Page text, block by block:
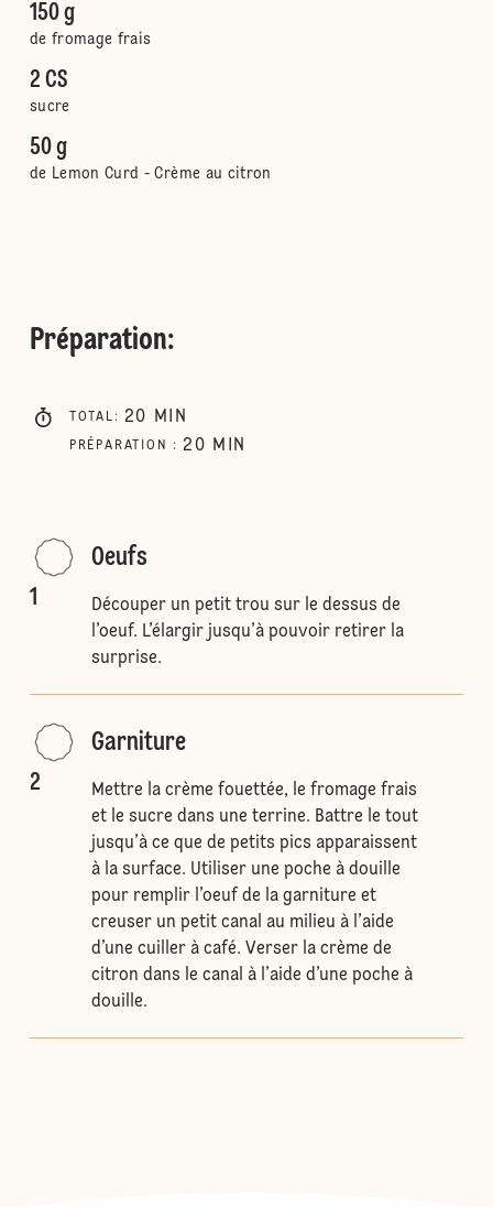
150 g
de fromage frais
2 CS
sucre
50 g
de Lemon Curd - Crème au citron
Préparation:
TOTAL : 20 MIN
PRÉPARATION : 20 MIN
1
Oeufs
Découper un petit trou sur le dessus de
l’oeuf. L’élargir jusqu’à pouvoir retirer la
surprise.
2
Garniture
Mettre la crème fouettée, le fromage frais
et le sucre dans une terrine. Battre le tout
jusqu’à ce que de petits pics apparaissent
à la surface. Utiliser une poche à douille
pour remplir l’oeuf de la garniture et
creuser un petit canal au milieu à l’aide
d’une cuiller à café. Verser la crème de
citron dans le canal à l’aide d’une poche à
douille.